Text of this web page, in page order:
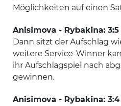
Möglichkeiten auf einen
Anisimova - Rybakina: 3:5
Dann sitzt der Aufschlag
weitere Service-Winner
ihr Aufschlagspiel nach
gewinnen.
Anisimova - Rybakina: 3:4